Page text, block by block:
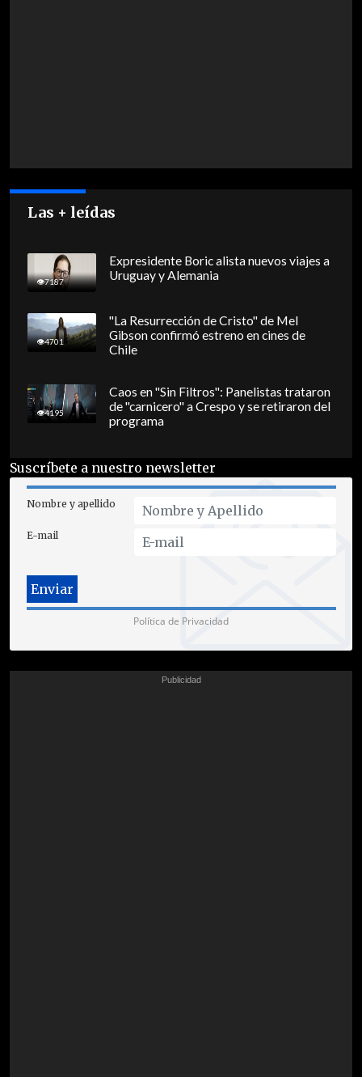
Las + leídas
7187
Expresidente Boric alista nuevos viajes a
Uruguay y Alemania
4701
"La Resurrección de Cristo" de Mel
Gibson confirmó estreno en cines de
Chile
4195
Caos en "Sin Filtros": Panelistas trataron
de "carnicero" a Crespo y se retiraron del
programa
Suscríbete a nuestro newsletter
Nombre y apellido
E-mail
Política de Privacidad